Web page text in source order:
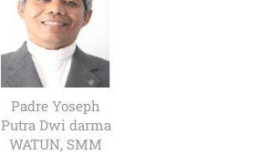
Padre Yoseph
Putra Dwi darma
WATUN, SMM